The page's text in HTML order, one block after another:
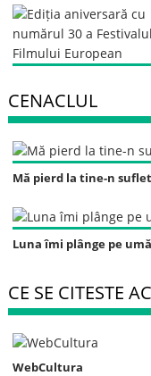
CENACLUL
Mă pierd la tine-n suflet
Luna îmi plânge pe
CE SE CITESTE
WebCultura